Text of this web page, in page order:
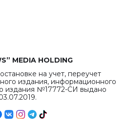
MEDIA HOLDING
на учет, переучет
издания, информационного
издания №17772-СИ выдано